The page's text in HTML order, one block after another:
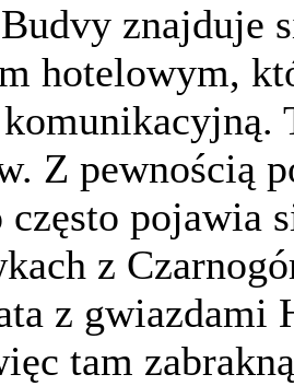
znajduje
hotelowym,
Z pewnością
często pojawia
z
z
tam